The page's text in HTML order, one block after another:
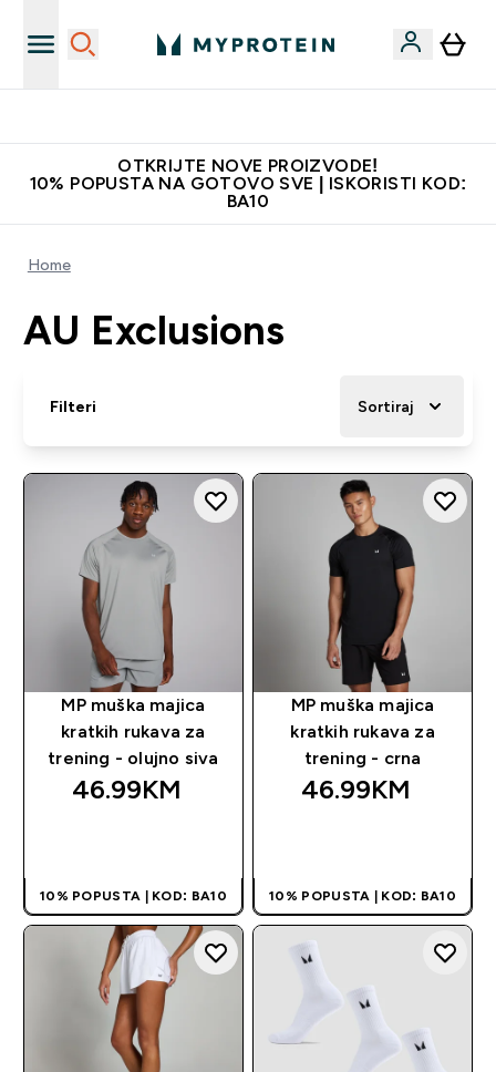
OTKRIJTE NOVE PROIZVODE!
10% POPUSTA NA GOTOVO SVE | ISKORISTI KOD:
BA10
Home
AU Exclusions
Filteri Sortiraj
MP muška majica
kratkih rukava za
trening - olujno siva
46.99KM‎
10% POPUSTA | KOD: BA10
MP muška majica
kratkih rukava za
trening - crna
46.99KM‎
10% POPUSTA | KOD: BA10